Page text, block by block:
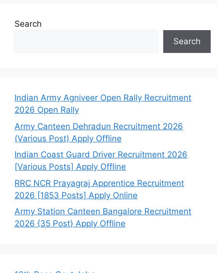
Search
Search
Indian Army Agniveer Open Rally Recruitment
2026 Open Rally
Army Canteen Dehradun Recruitment 2026
(Various Post) Apply Offline
Indian Coast Guard Driver Recruitment 2026
[Various Posts] Apply Offline
RRC NCR Prayagraj Apprentice Recruitment
2026 [1853 Posts] Apply Online
Army Station Canteen Bangalore Recruitment
2026 {35 Post} Apply Offline